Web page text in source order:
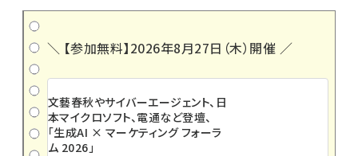
＼ 【参加無料】2026年8月27日（木）開催 ／
文藝春秋やサイバーエージェント、日
本マイクロソフト、電通など登壇、
「生成AI × マーケティング フォーラ
ム 2026」